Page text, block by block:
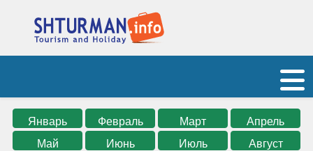
Январь Февраль Март
Апрель
Май
Июнь Июль
Август